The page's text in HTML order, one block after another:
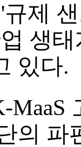
제
생
있다.
MaaS
의 파